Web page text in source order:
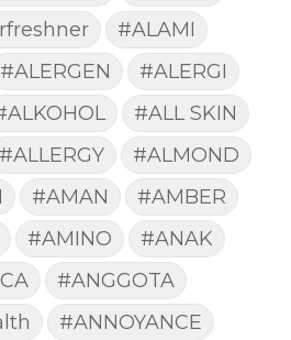
#ALAMI
#ALERGEN
#ALERGI
#ALL SKIN
#ALLERGY
#ALMOND
#AMAN
#AMBER
#AMINO
#ANAK
#ANGGOTA
#ANNOYANCE